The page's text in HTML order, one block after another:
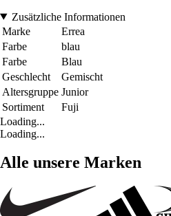
Zusätzliche Informationen
Marke
Errea
Farbe
blau
Farbe
Blau
Geschlecht
Gemischt
Altersgruppe Junior
Sortiment
Fuji
Loading...
Loading...
Alle unsere Marken